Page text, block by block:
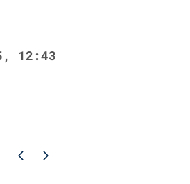
12:43
precedente
Pagina successiva